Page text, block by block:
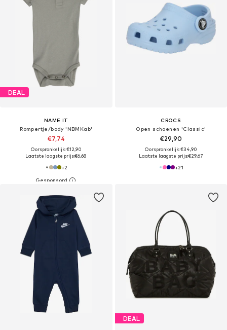
DEAL
NAME IT
Rompertje/body 'NBMKab'
€7,74
Oorspronkelijk: €12,90
Laatste laagste prijs:€6,68
+2
CROCS
Open schoenen 'Classic'
€29,90
Oorspronkelijk: €34,90
Laatste laagste prijs:€29,67
+21
DEAL